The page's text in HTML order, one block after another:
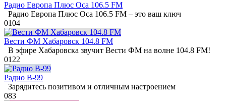
Радио Европа Плюс Оса 106.5 FM
Радио Европа Плюс Оса 106.5 FM – это ваш ключ
0104
Вести ФМ Хабаровск 104.8 FM
В эфире Хабаровска звучит Вести ФМ на волне 104.8 FM!
0122
Радио В-99
Зарядитесь позитивом и отличным настроением
083